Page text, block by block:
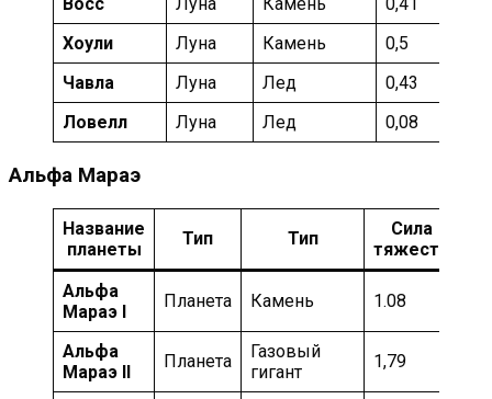
Восс
Луна Камень 0,41
Хоули
Луна Камень 0,5
Чавла
Луна Лед 0,43
Ловелл
Луна Лед 0,08
Альфа Мараэ
Название
планеты
Тип Тип
Сила
тяжести
Альфа
Мараэ I
Планета Камень 1.08
Альфа
Мараэ II
Планета
Газовый
гигант
1,79